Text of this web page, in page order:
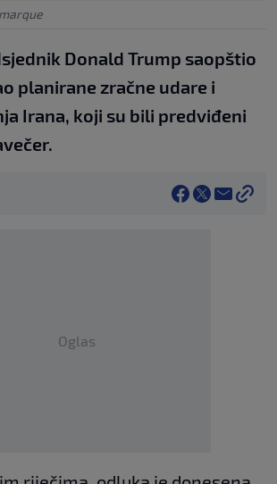
Donald Trump saopštio
planirane zračne udare i
Irana, koji su bili predviđeni
Oglas